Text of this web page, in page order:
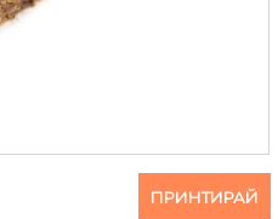
ПРИНТИРАЙ